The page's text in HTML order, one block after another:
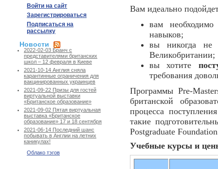
Войти на сайт
Зарегистрироваться
Подписаться на
рассылку
Новости
2022-02-03 Бранч с
представителями британских
школ – 12 февраля в Киеве
2021-10-14 Англия сняла
карантинные ограничения для
вакцинированных украинцев
2021-09-22 Призы для гостей
виртуальной выставки
«Британское образование»
2021-09-02 Пятая виртуальная
выставка «Британское
образование» 17 и 18 сентября
2021-06-14 Последний шанс
побывать в Англии на летних
каникулах!
Облако тэгов
Вам идеально
вам
навыков;
вы никогда не
Великобритании;
вы хотите
требования
Программы Pre-
британской
процесса
такие
Postgraduate
Учебные курсы и